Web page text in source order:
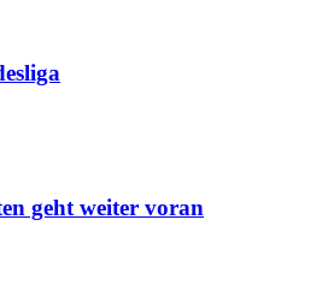
geht weiter voran